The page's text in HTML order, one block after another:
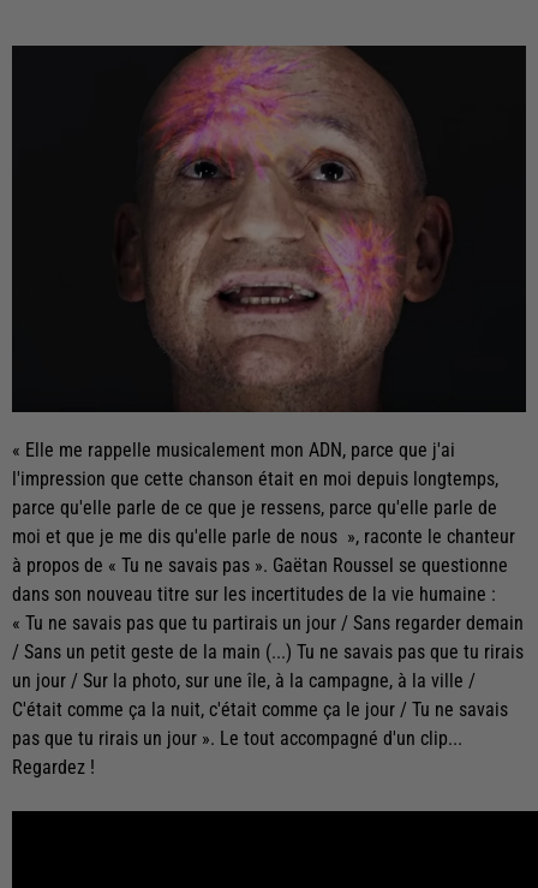
« Elle me rappelle musicalement mon ADN, parce que j'ai
l'impression que cette chanson était en moi depuis longtemps,
parce qu'elle parle de ce que je ressens, parce qu'elle parle de
moi et que je me dis qu'elle parle de nous », raconte le chanteur
à propos de « Tu ne savais pas ». Gaëtan Roussel se questionne
dans son nouveau titre sur les incertitudes de la vie humaine :
« Tu ne savais pas que tu partirais un jour / Sans regarder demain
/ Sans un petit geste de la main (...) Tu ne savais pas que tu rirais
un jour / Sur la photo, sur une île, à la campagne, à la ville /
C'était comme ça la nuit, c'était comme ça le jour / Tu ne savais
pas que tu rirais un jour ». Le tout accompagné d'un clip...
Regardez !